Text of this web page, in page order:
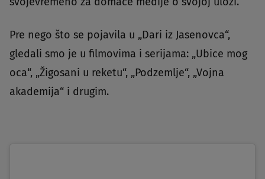
Pre nego što se pojavila u „Dari iz Jasenovca“,
gledali smo je u filmovima i serijama: „Ubice mog
oca“, „Žigosani u reketu“, „Podzemlje“, „Vojna
akademija“ i drugim.